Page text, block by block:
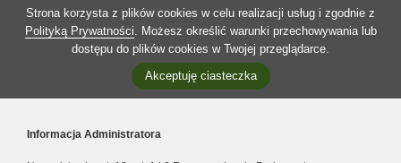
Strona korzysta z plików cookies w celu realizacji usług i zgodnie z
Polityką Prywatności. Możesz określić warunki przechowywania lub
dostępu do plików cookies w Twojej przeglądarce.
Akceptuję ciasteczka
Informacja Administratora